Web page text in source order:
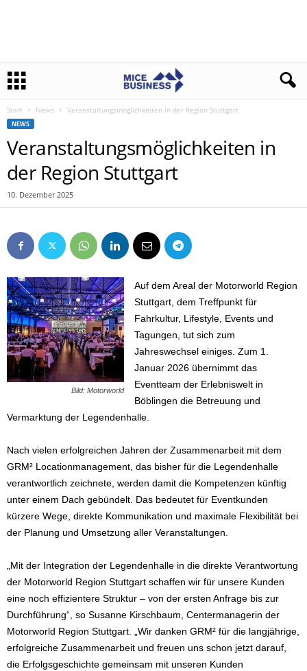
Start News Veranstaltungsmöglichkeiten in der Region Stuttgart
NEWS
Veranstaltungsmöglichkeiten in
der Region Stuttgart
10. Dezember 2025
Bild: Motorworld
Auf dem Areal der Motorworld Region
Stuttgart, dem Treffpunkt für
Fahrkultur, Lifestyle, Events und
Tagungen, tut sich zum
Jahreswechsel einiges. Zum 1.
Januar 2026 übernimmt das
Eventteam der Erlebniswelt in
Böblingen die Betreuung und
Vermarktung der Legendenhalle.
Nach vielen erfolgreichen Jahren der Zusammenarbeit mit dem
GRM² Locationmanagement, das bisher für die Legendenhalle
verantwortlich zeichnete, werden damit die Kompetenzen künftig
unter einem Dach gebündelt. Das bedeutet für Eventkunden
kürzere Wege, direkte Kommunikation und maximale Flexibilität bei
der Planung und Umsetzung aller Veranstaltungen.
„Mit der Integration der Legendenhalle in die direkte Verantwortung
der Motorworld Region Stuttgart schaffen wir für unsere Kunden
eine noch effizientere Struktur – von der ersten Anfrage bis zur
Durchführung“, so Susanne Kirschbaum, Centermanagerin der
Motorworld Region Stuttgart. „Wir danken GRM² für die langjährige,
erfolgreiche Zusammenarbeit und freuen uns schon jetzt darauf,
die Erfolgsgeschichte gemeinsam mit unseren Kunden